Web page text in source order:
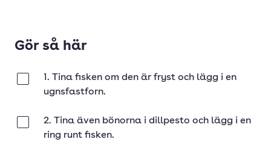
Gör så här
1. Tina fisken om den är fryst och lägg i en
ugnsfastforn.
2. Tina även bönorna i dillpesto och lägg i en
ring runt fisken.